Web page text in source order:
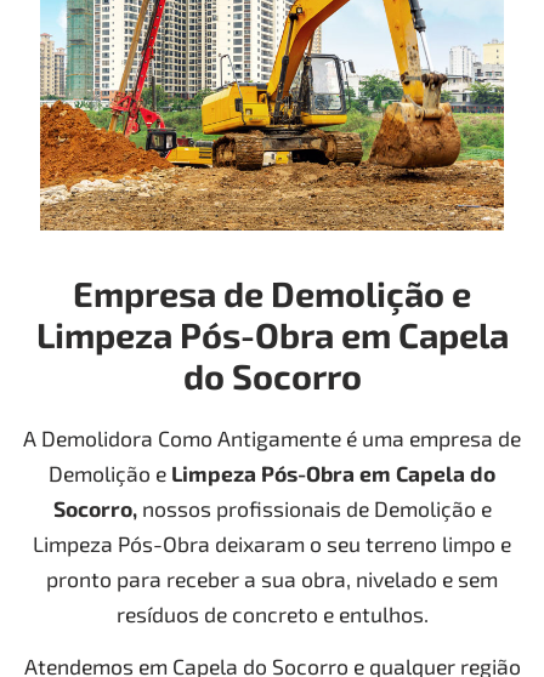
Empresa de Demolição e
Limpeza Pós-Obra em Capela
do Socorro
A Demolidora Como Antigamente é uma empresa de
Demolição e Limpeza Pós-Obra em Capela do
Socorro, nossos profissionais de Demolição e
Limpeza Pós-Obra deixaram o seu terreno limpo e
pronto para receber a sua obra, nivelado e sem
resíduos de concreto e entulhos.
Atendemos em Capela do Socorro e qualquer região